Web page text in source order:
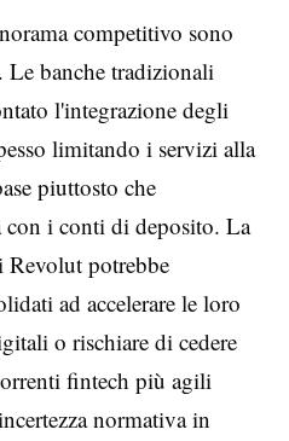
competitivo sono
banche tradizionali
l'integrazione degli
limitando i servizi alla
piuttosto che
con i conti di deposito. La
Revolut potrebbe
ad accelerare le loro
o rischiare di cedere
fintech più agili
normativa in